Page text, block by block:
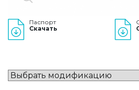
Паспорт
Скачать